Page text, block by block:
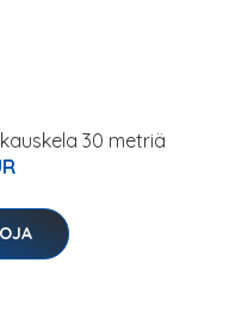
30 metriä